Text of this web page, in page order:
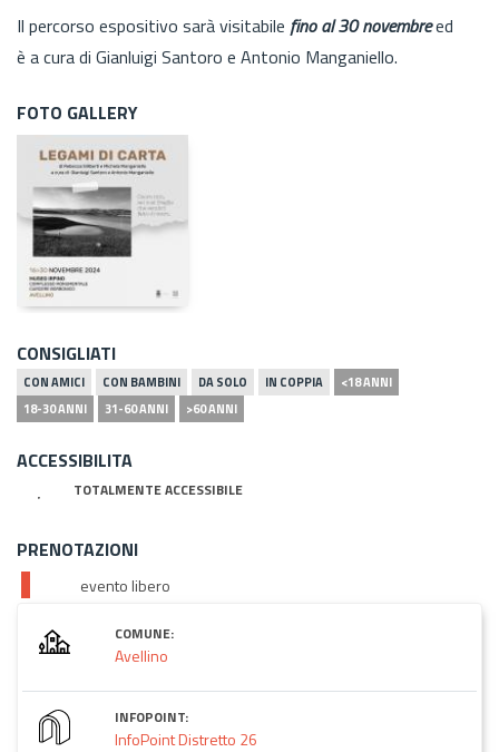
Il percorso espositivo sarà visitabile fino al 30 novembreed
è a cura di Gianluigi Santoro e Antonio Manganiello.
FOTO GALLERY
CONSIGLIATI
CON AMICI CON BAMBINI DA SOLO IN COPPIA
<18 ANNI
18-30 ANNI
31-60 ANNI >60 ANNI
ACCESSIBILITA
TOTALMENTE ACCESSIBILE
PRENOTAZIONI
evento libero
COMUNE:
Avellino
INFOPOINT:
InfoPoint Distretto 26